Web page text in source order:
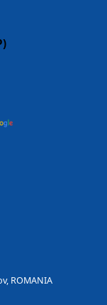
ROMANIA